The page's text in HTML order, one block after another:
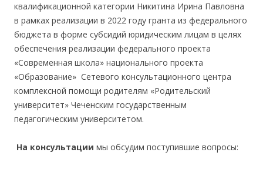
квалификационной категории Никитина Ирина Павловна
в рамках реализации в 2022 году гранта из федерального
бюджета в форме субсидий юридическим лицам в целях
обеспечения реализации федерального проекта
«Современная школа» национального проекта
«Образование» Сетевого консультационного центра
комплексной помощи родителям «Родительский
университет» Чеченским государственным
педагогическим университетом.
На консультации мы обсудим поступившие вопросы: